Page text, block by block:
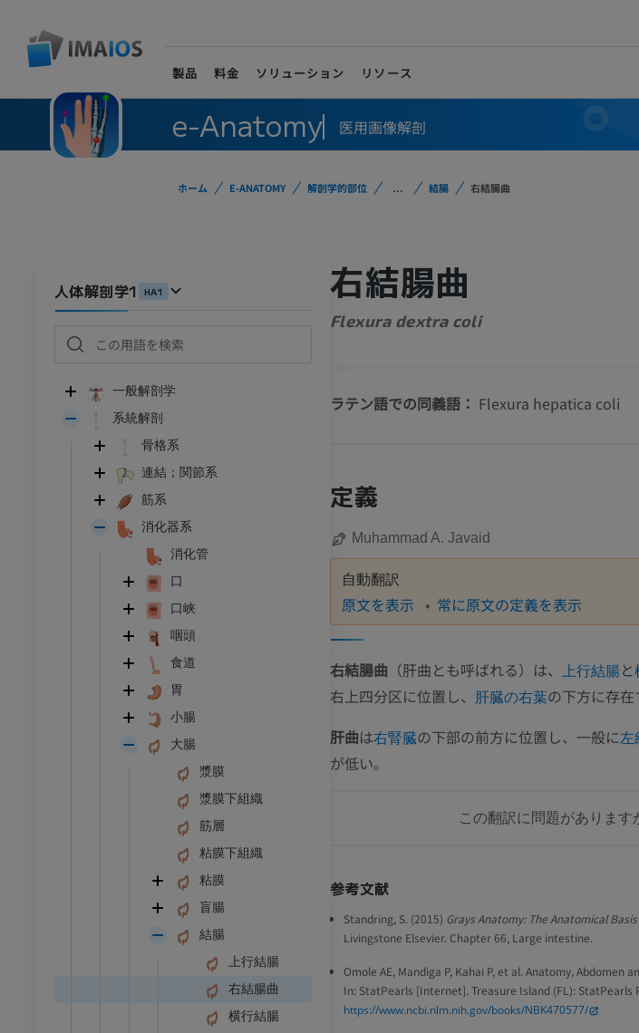
製品 料金 ソリューション リソース
e-Anatomy 医用画像解剖
ホーム E-ANATOMY 解剖学的部位 ... 結腸 右結腸曲
人体解剖学1 HA1
一般解剖学
系統解剖
骨格系
連結；関節系
筋系
消化器系
消化管
口
口峡
咽頭
食道
胃
小腸
大腸
漿膜
漿膜下組織
筋層
粘膜下組織
粘膜
盲腸
結腸
上行結腸
右結腸曲
横行結腸
右結腸曲
Flexura dextra coli
ラテン語での同義語： Flexura hepatica coli
定義
Muhammad A. Javaid
自動翻訳
原文を表示 常に原文の定義を表示
右結腸曲 （肝曲とも呼ばれる）は、 上行結腸と
右上四分区に位置し、 肝臓の右葉の下方に存在
肝曲は右腎臓の下部の前方に位置し、一般に左
が低い。
この翻訳に問題があります
参考文献
Standring, S. (2015) Grays Anatomy: The Anatomical
Livingstone Elsevier. Chapter 66, Large intestine.
Omole AE, Mandiga P, Kahai P, et al. Anatomy, Abdomen
In: StatPearls [Internet]. Treasure Island (FL): StatPearls
https://www.ncbi.nlm.nih.gov/books/NBK470577/